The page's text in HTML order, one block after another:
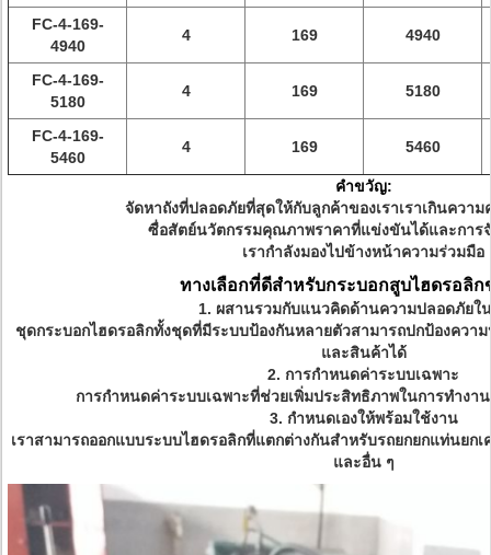
FC-4-169-
4940
4 169 4940
FC-4-169-
5180
4 169 5180
FC-4-169-
5460
4 169 5460
คำขวัญ:
จัดหาถังที่ปลอดภัยที่สุดให้กับลูกค้าของเราเราเกินควา
ซื่อสัตย์นวัตกรรมคุณภาพราคาที่แข่งขันได้และการจั
เรากำลังมองไปข้างหน้าความร่วมมือ
ทางเลือกที่ดีสำหรับกระบอกสูบไฮดรอลิก
1. ผสานรวมกับแนวคิดด้านความปลอดภัยใ
ชุดกระบอกไฮดรอลิกทั้งชุดที่มีระบบป้องกันหลายตัวสามารถปกป้องควา
และสินค้าได้
2. การกำหนดค่าระบบเฉพาะ
การกำหนดค่าระบบเฉพาะที่ช่วยเพิ่มประสิทธิภาพในการทำง
3. กำหนดเองให้พร้อมใช้งาน
เราสามารถออกแบบระบบไฮดรอลิกที่แตกต่างกันสำหรับรถยกยกแท่นยกเ
และอื่น ๆ